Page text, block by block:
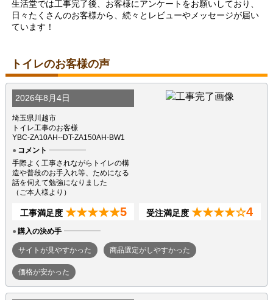
生活堂では工事完了後、お客様にアンケートをお願いしており、
日々たくさんのお客様から、続々とレビューやメッセージが届い
ています！
トイレのお客様の声
2026年8月4日
埼玉県川越市
トイレ工事のお客様
YBC-ZA10AH--DT-ZA150AH-BW1
コメント
手際よく工事されながらトイレの構
造や普段のお手入れ等、ためになる
話を伺えて勉強になりました
（ご本人様より）
工事満足度 ★★★★★5 受注満足度 ★★★★☆4
購入の決め手
サイトが見やすかった 商品選定がしやすかった
価格が安かった